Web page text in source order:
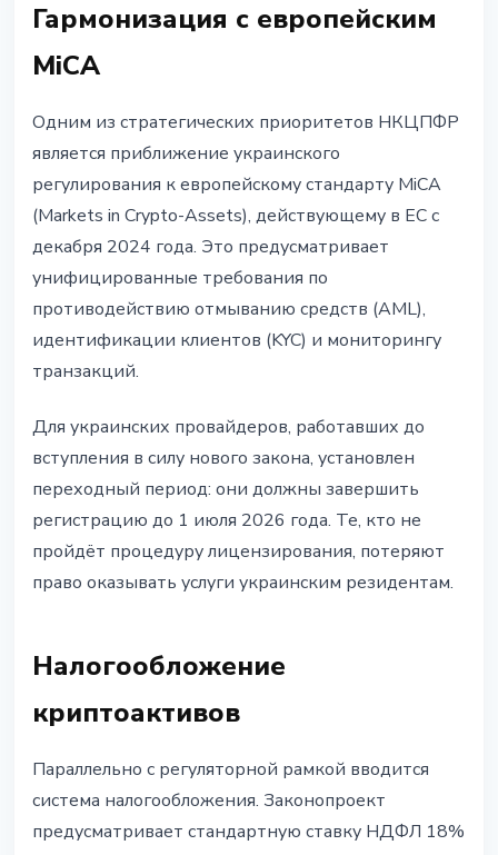
Гармонизация с европейским
MiCA
Одним из стратегических приоритетов НКЦПФР
является приближение украинского
регулирования к европейскому стандарту MiCA
(Markets in Crypto-Assets), действующему в ЕС с
декабря 2024 года. Это предусматривает
унифицированные требования по
противодействию отмыванию средств (AML),
идентификации клиентов (KYC) и мониторингу
транзакций.
Для украинских провайдеров, работавших до
вступления в силу нового закона, установлен
переходный период: они должны завершить
регистрацию до 1 июля 2026 года. Те, кто не
пройдёт процедуру лицензирования, потеряют
право оказывать услуги украинским резидентам.
Налогообложение
криптоактивов
Параллельно с регуляторной рамкой вводится
система налогообложения. Законопроект
предусматривает стандартную ставку НДФЛ 18%